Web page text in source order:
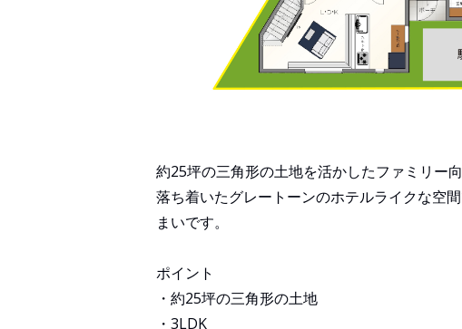
約25坪の三角形の土地を活かしたファミリー向
落ち着いたグレートーンのホテルライクな空
まいです。
ポイント
・約25坪の三角形の土地
・3LDK